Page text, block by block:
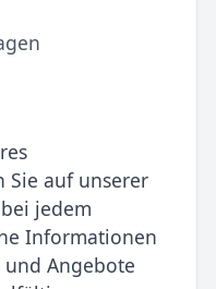
Sie auf unserer
jedem
Informationen
und Angebote